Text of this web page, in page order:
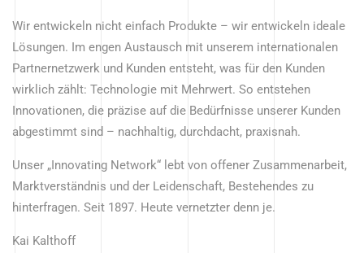
Wir entwickeln nicht einfach Produkte – wir entwickeln ideale
Lösungen. Im engen Austausch mit unserem internationalen
Partnernetzwerk und Kunden entsteht, was für den Kunden
wirklich zählt: Technologie mit Mehrwert. So entstehen
Innovationen, die präzise auf die Bedürfnisse unserer Kunden
abgestimmt sind – nachhaltig, durchdacht, praxisnah.
Unser „Innovating Network“ lebt von offener Zusammenarbeit,
Marktverständnis und der Leidenschaft, Bestehendes zu
hinterfragen. Seit 1897. Heute vernetzter denn je.
Kai Kalthoff